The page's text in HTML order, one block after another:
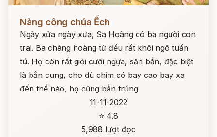
Nàng công chúa Ếch
Ngày xửa ngày xưa, Sa Hoàng có ba người con
trai. Ba chàng hoàng tử đều rất khôi ngô tuấn
tú. Họ còn rất giỏi cưỡi ngựa, săn bắn, đặc biệt
là bắn cung, cho dù chim có bay cao bay xa
đến thế nào, họ cũng bắn trúng.
11-11-2022
⭐ 4.8
5,988 lượt đọc